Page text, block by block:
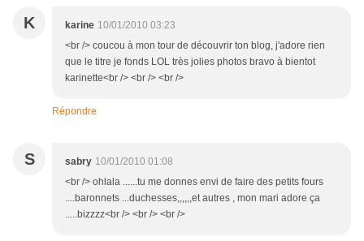
K karine 10/01/2010 03:23
<br /> coucou à mon tour de découvrir ton blog, j'adore rien
que le titre je fonds LOL très jolies photos bravo à bientot
karinette<br /> <br /> <br />
Répondre
S sabry 10/01/2010 01:08
<br /> ohlala ......tu me donnes envi de faire des petits fours
....baronnets ...duchesses,,,,,,et autres , mon mari adore ça
.....bizzzz<br /> <br /> <br />